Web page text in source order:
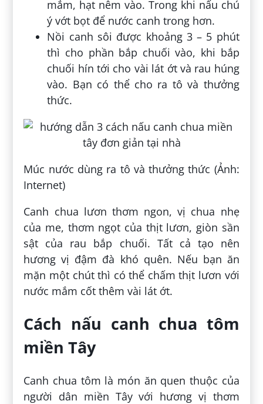
mắm, hạt nêm vào. Trong khi nấu chú
ý vớt bọt để nước canh trong hơn.
Nồi canh sôi được khoảng 3 – 5 phút
thì cho phần bắp chuối vào, khi bắp
chuối hín tới cho vài lát ớt và rau húng
vào. Bạn có thể cho ra tô và thưởng
thức.
Múc nước dùng ra tô và thưởng thức (Ảnh:
Internet)
Canh chua lươn thơm ngon, vị chua nhẹ
của me, thơm ngọt của thịt lươn, giòn sần
sật của rau bắp chuối. Tất cả tạo nên
hương vị đậm đà khó quên. Nếu bạn ăn
mặn một chút thì có thể chấm thịt lươn với
nước mắm cốt thêm vài lát ớt.
Cách nấu canh chua tôm
miền Tây
Canh chua tôm là món ăn quen thuộc của
người dân miền Tây với hương vị thơm